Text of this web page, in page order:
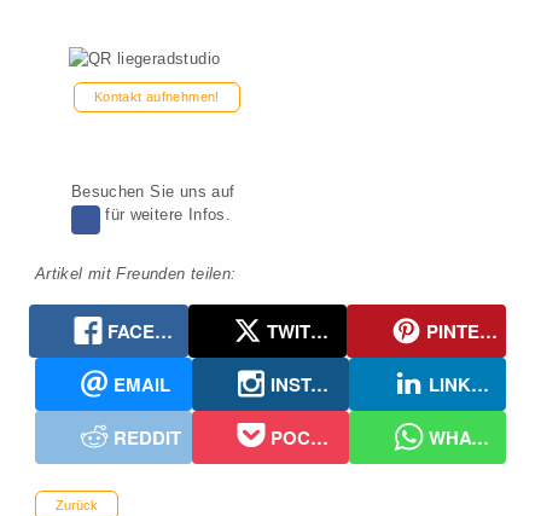
Kontakt aufnehmen!
Besuchen Sie uns auf
für weitere Infos.
Artikel mit Freunden teilen:
FACEBOOK TWITTER
PINTEREST
EMAIL
INSTAGRAM
LINKEDIN
REDDIT
POCKET WHATSAPP
Zurück